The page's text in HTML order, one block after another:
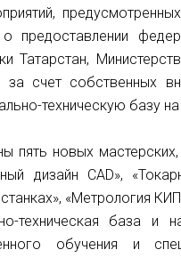
предоставлении
Татарстан,
за счет собственных
техническую базу
пять новых
дизайн CAD»,
«Метрология
техническая база и
обучения и